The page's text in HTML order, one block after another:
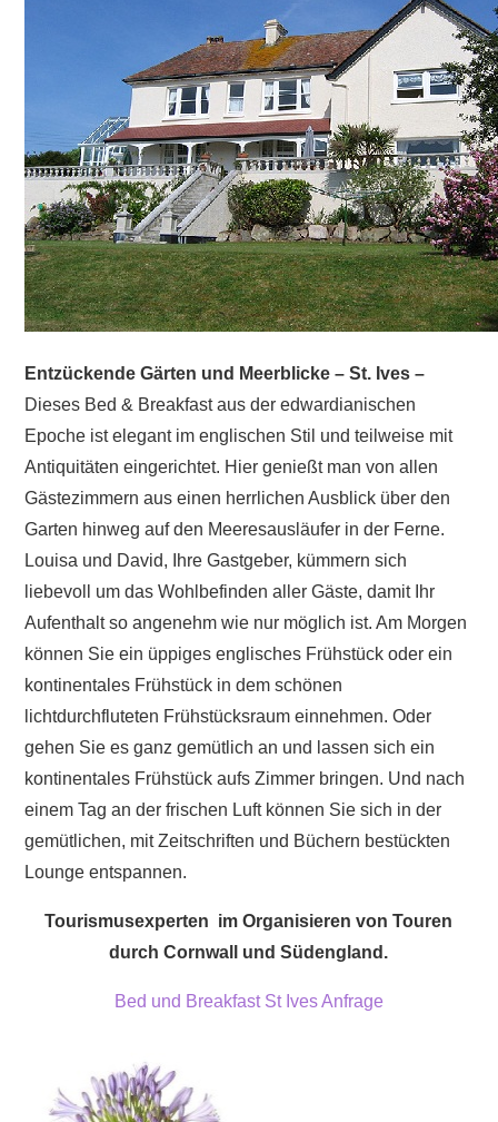
Entzückende Gärten und Meerblicke – St. Ives –
Dieses Bed & Breakfast aus der edwardianischen
Epoche ist elegant im englischen Stil und teilweise mit
Antiquitäten eingerichtet. Hier genießt man von allen
Gästezimmern aus einen herrlichen Ausblick über den
Garten hinweg auf den Meeresausläufer in der Ferne.
Louisa und David, Ihre Gastgeber, kümmern sich
liebevoll um das Wohlbefinden aller Gäste, damit Ihr
Aufenthalt so angenehm wie nur möglich ist. Am Morgen
können Sie ein üppiges englisches Frühstück oder ein
kontinentales Frühstück in dem schönen
lichtdurchfluteten Frühstücksraum einnehmen. Oder
gehen Sie es ganz gemütlich an und lassen sich ein
kontinentales Frühstück aufs Zimmer bringen. Und nach
einem Tag an der frischen Luft können Sie sich in der
gemütlichen, mit Zeitschriften und Büchern bestückten
Lounge entspannen.
Tourismusexperten im Organisieren von Touren
durch Cornwall und Südengland.
Bed und Breakfast St Ives Anfrage